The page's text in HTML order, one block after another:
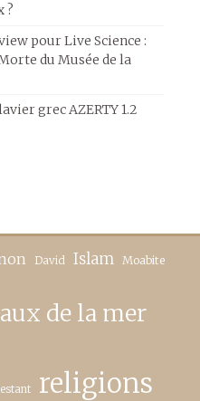
?
pour Live Science :
du Musée de la
grec AZERTY 1.2
David Islam Moabite
de la mer
religions